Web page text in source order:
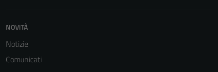
NOVITÀ
Notizie
Comunicati